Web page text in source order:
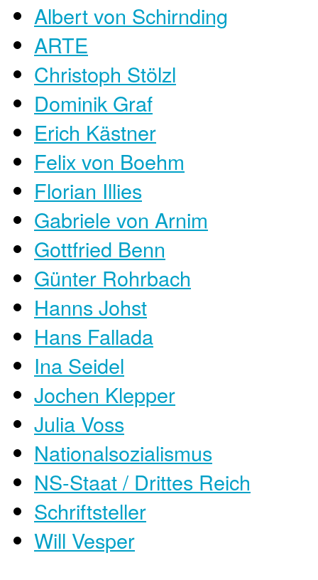
Albert von Schirnding
ARTE
Christoph Stölzl
Dominik Graf
Erich Kästner
Felix von Boehm
Florian Illies
Gabriele von Arnim
Gottfried Benn
Günter Rohrbach
Hanns Johst
Hans Fallada
Ina Seidel
Jochen Klepper
Julia Voss
Nationalsozialismus
NS-Staat / Drittes Reich
Schriftsteller
Will Vesper